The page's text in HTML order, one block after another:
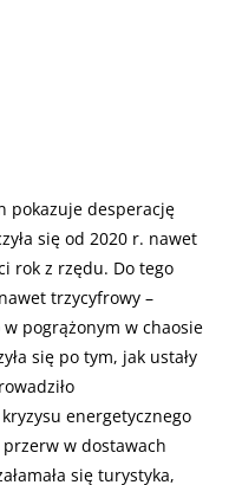
pokazuje desperację
się od 2020 r. nawet
rok z rzędu. Do tego
trzycyfrowy –
pogrążonym w chaosie
się po tym, jak ustały
energetycznego
w dostawach
się turystyka,